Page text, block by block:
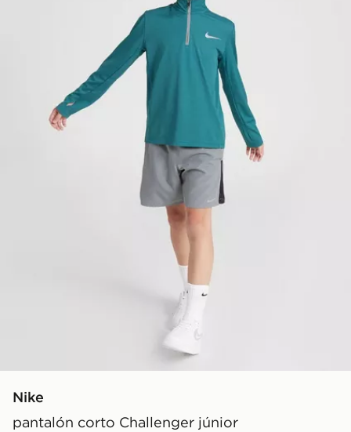
Nike
pantalón corto Challenger júnior